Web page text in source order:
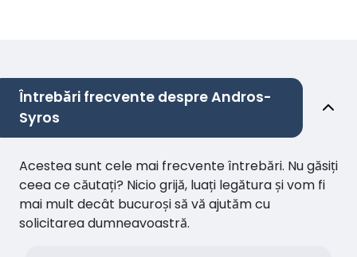
Întrebări frecvente despre Andros-
Syros
Acestea sunt cele mai frecvente întrebări. Nu găsiți
ceea ce căutați? Nicio grijă, luați legătura și vom fi
mai mult decât bucuroși să vă ajutăm cu
solicitarea dumneavoastră.